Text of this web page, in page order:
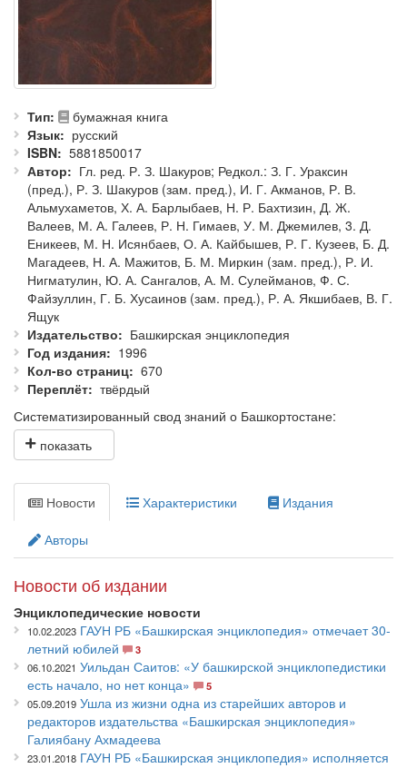
Тип
бумажная книга
Язык
русский
ISBN
5881850017
Автор
Гл. ред. Р. З. Шакуров; Редкол.: З. Г. Ураксин
(пред.), Р. З. Шакуров (зам. пред.), И. Г. Акманов, Р. В.
Альмухаметов, Х. А. Барлыбаев, Н. Р. Бахтизин, Д. Ж.
Валеев, М. А. Галеев, Р. Н. Гимаев, У. М. Джемилев, 3. Д.
Еникеев, М. Н. Исянбаев, О. А. Кайбышев, Р. Г. Кузеев, Б. Д.
Магадеев, Н. А. Мажитов, Б. М. Миркин (зам. пред.), Р. И.
Нигматулин, Ю. А. Сангалов, А. М. Сулейманов, Ф. С.
Файзуллин, Г. Б. Хусаинов (зам. пред.), Р. А. Якшибаев, В. Г.
Ящук
Издательство
Башкирская энциклопедия
Год издания
1996
Кол-во страниц
670
Переплёт
твёрдый
Систематизированный свод знаний о Башкортостане:
основные сведения по истории, археологии, этнографии,
культуре, общественному и государственному устройству,
важнейшим направлениям науки, литературы, искусства,
архитектуры, философии, религии, народному образованию,
средствам массовой информации, книгоиздательскому делу,
международным связям Республики Башкортостан (РБ).
Значительное место занимают биографические статьи о
видных государственных, общественных, военных деятелях,
крупных учёных, писателях, мастерах искусства, новаторах
производства, а также об известных людях, которые
жизненным путём либо творчеством связаны с
Башкортостаном, и о выдающихся деятелях из башкир
независимо от места рождения и проживания.
Новости Характеристики Издания
Авторы
Новости об издании
Энциклопедические новости
10.02.2023 ГАУН РБ «Башкирская энциклопедия» отмечает 30-
летний юбилей
3
06.10.2021 Уильдан Саитов: «У башкирской энциклопедистики
есть начало, но нет конца»
5
05.09.2019 Ушла из жизни одна из старейших авторов и
редакторов издательства «Башкирская энциклопедия»
Галиябану Ахмадеева
23.01.2018 ГАУН РБ «Башкирская энциклопедия» исполняется